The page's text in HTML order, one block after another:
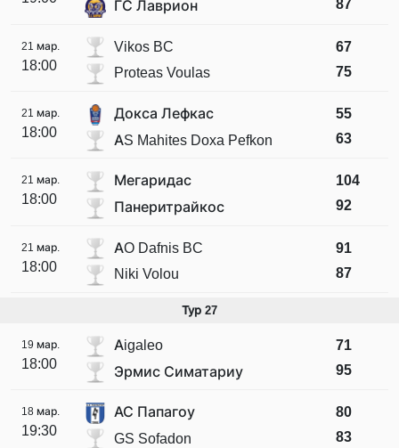
ГС Лаврион 87
21 мар.
18:00
Vikos BC
Proteas Voulas
67
75
21 мар.
18:00
Докса Лефкас
AS Mahites Doxa Pefkon
55
63
21 мар.
18:00
Мегаридас
Панеритрайкос
104
92
21 мар.
18:00
AO Dafnis BC
Niki Volou
91
87
Тур 27
19 мар.
18:00
Aigaleo
Эрмис Симатариу
71
95
18 мар.
19:30
АС Папагоу
GS Sofadon
80
83